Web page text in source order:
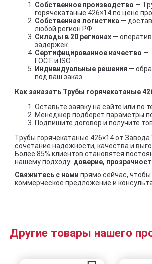
Собственное производство —
горячекатаные 426×14 по цене
Собственная логистика —
любой регион РФ.
Склады в 20 регионах —
задержек.
Сертифицированное качество —
ГОСТ и ISO.
Индивидуальные решения —
под ваш заказ.
Как заказать Трубы горячекатаные
Оставьте заявку на сайте или по
Менеджер подберет параметры
Подпишите договор и получите
Трубы горячекатаные 426×14 от Завода
сочетание надежности, качества и
Более 85% клиентов становятся
нашему подходу: доверие,
Свяжитесь с нами прямо сейчас, чтобы
коммерческое предложение и
Другие товары нашего